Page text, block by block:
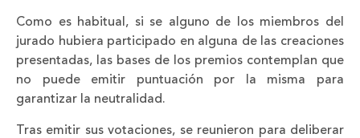
Como es habitual, si se alguno de los miembros del
jurado hubiera participado en alguna de las creaciones
presentadas, las bases de los premios contemplan que
no puede emitir puntuación por la misma para
garantizar la neutralidad.
Tras emitir sus votaciones, se reunieron para deliberar